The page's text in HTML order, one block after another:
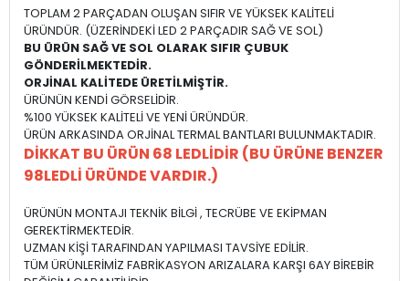
TOPLAM 2 PARÇADAN OLUŞAN SIFIR VE YÜKSEK KALİTELİ
ÜRÜNDÜR. (ÜZERİNDEKİ LED 2 PARÇADIR SAĞ VE SOL)
BU ÜRÜN SAĞ VE SOL OLARAK SIFIR ÇUBUK
GÖNDERİLMEKTEDİR.
ORJİNAL KALİTEDE ÜRETİLMİŞTİR.
ÜRÜNÜN KENDİ GÖRSELİDİR.
%100 YÜKSEK KALİTELİ VE YENİ ÜRÜNDÜR.
ÜRÜN ARKASINDA ORJİNAL TERMAL BANTLARI BULUNMAKTADIR.
DİKKAT BU ÜRÜN 68 LEDLİDİR (BU ÜRÜNE BENZER
98LEDLİ ÜRÜNDE VARDIR.)
ÜRÜNÜN MONTAJI TEKNİK BİLGİ , TECRÜBE VE EKİPMAN
GEREKTİRMEKTEDİR.
UZMAN KİŞİ TARAFINDAN YAPILMASI TAVSİYE EDİLİR.
TÜM ÜRÜNLERİMİZ FABRİKASYON ARIZALARA KARŞI 6AY BİREBİR